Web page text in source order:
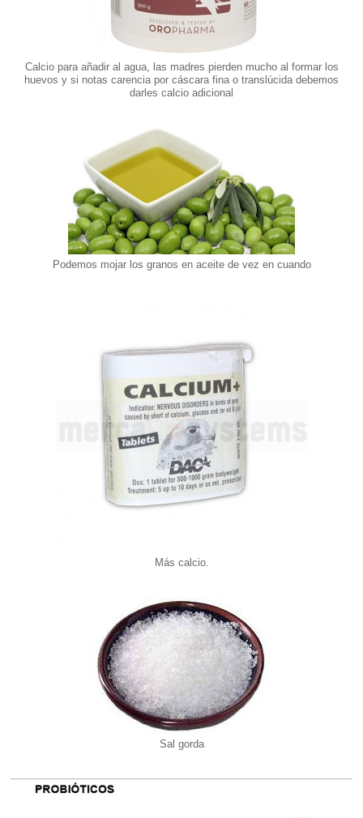
Calcio para añadir al agua, las madres pierden mucho al formar los
huevos y si notas carencia por cáscara fina o translúcida debemos
darles calcio adicional
Podemos mojar los granos en aceite de vez en cuando
Más calcio.
Sal gorda